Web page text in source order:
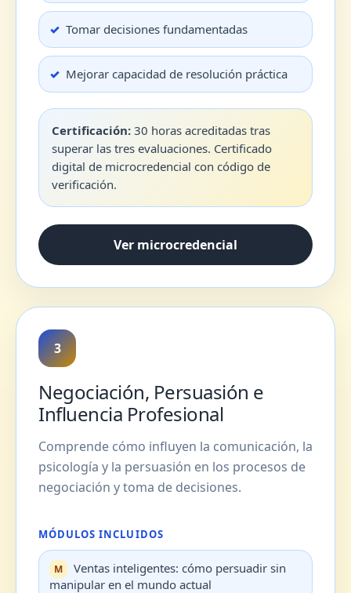
Tomar decisiones fundamentadas
Mejorar capacidad de resolución práctica
Certificación: 30 horas acreditadas tras
superar las tres evaluaciones. Certificado
digital de microcredencial con código de
verificación.
Ver microcredencial
3
Negociación, Persuasión e
Influencia Profesional
Comprende cómo influyen la comunicación, la
psicología y la persuasión en los procesos de
negociación y toma de decisiones.
MÓDULOS INCLUIDOS
Ventas inteligentes: cómo persuadir sin
manipular en el mundo actual